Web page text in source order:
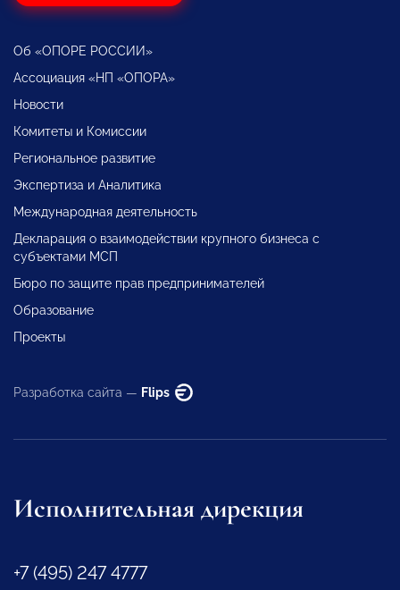
Об «ОПОРЕ РОССИИ»
Ассоциация «НП «ОПОРА»
Новости
Комитеты и Комиссии
Региональное развитие
Экспертиза и Аналитика
Международная деятельность
Декларация о взаимодействии крупного бизнеса с
субъектами МСП
Бюро по защите прав предпринимателей
Образование
Проекты
Разработка сайта — Flips
Исполнительная дирекция
+7 (495) 247 4777